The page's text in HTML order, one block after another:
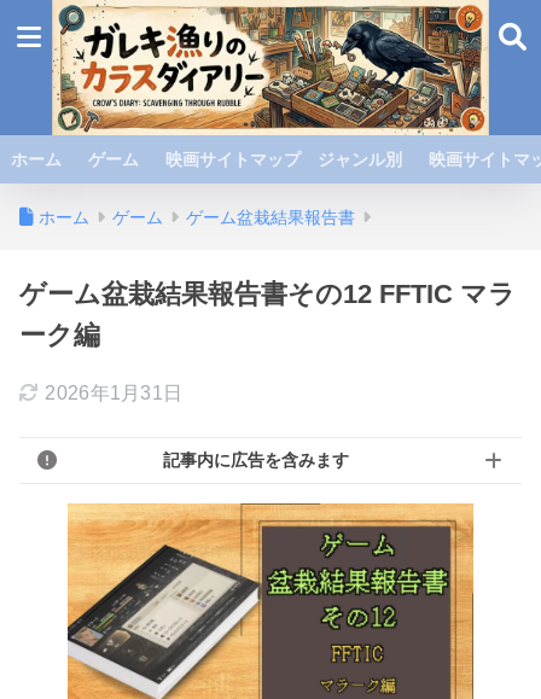
ホーム ゲーム 映画サイトマップ ジャンル別 映画サイト
ホーム ゲーム ゲーム盆栽結果報告書
ゲーム盆栽結果報告書その12 FFTIC マラ
ーク編
2026年1月31日
記事内に広告を含みます